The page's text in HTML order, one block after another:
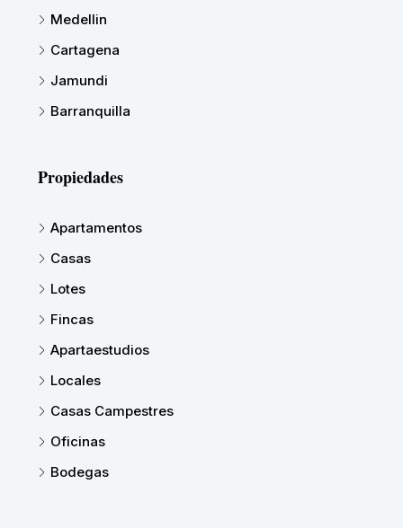
Medellin
Cartagena
Jamundi
Barranquilla
Propiedades
Apartamentos
Casas
Lotes
Fincas
Apartaestudios
Locales
Casas Campestres
Oficinas
Bodegas